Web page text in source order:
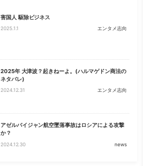
害国人 駆除ビジネス
2025.1.1 エンタメ志向
2025年 大津波？起きねーよ。(ハルマゲドン商法の
ネタバレ)
2024.12.31 エンタメ志向
アゼルバイジャン航空墜落事故はロシアによる攻撃
か？
2024.12.30 news